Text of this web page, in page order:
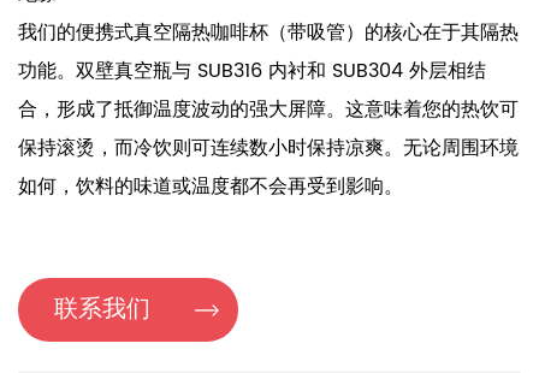
我们的便携式真空隔热咖啡杯（带吸管）的核心在于其隔热
功能。双壁真空瓶与 SUB316 内衬和 SUB304 外层相结
合，形成了抵御温度波动的强大屏障。这意味着您的热饮可
保持滚烫，而冷饮则可连续数小时保持凉爽。无论周围环境
如何，饮料的味道或温度都不会再受到影响。
我们的便携式真空隔热咖啡杯带吸管的每个方面都经过精心
设计，以增强您的饮用体验。螺纹杯口确保安全密封，消除
联系我们